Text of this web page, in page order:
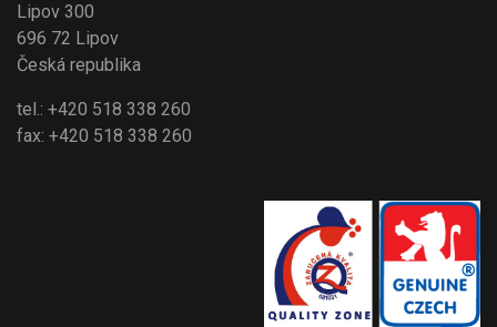
Lipov 300
696 72 Lipov
Česká republika
tel.: +420 518 338 260
fax: +420 518 338 260